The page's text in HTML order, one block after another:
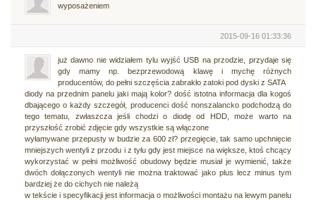
wyposażeniem
2015-09-16 01:33:36
już dawno nie widziałem tylu wyjść USB na przodzie, przydaje się
gdy mamy np. bezprzewodową klawę i mychę różnych
producentów, do pełni szczęścia zabrakło zatoki pod dyski z SATA
diody na przednim panelu jaki mają kolor? dość istotna informacja dla kogoś
dbającego o każdy szczegół, producenci dość nonszalancko podchodzą do
tego tematu, zwłaszcza jeśli chodzi o diodę od HDD, może warto na
przyszłość zrobić zdjęcie gdy wszystkie są włączone
wyłamywane przepusty w budzie za 600 zł? przegięcie, tak samo upchnięcie
mniejszych wentyli z przodu i z tyłu gdy jest miejsce na większe, ktoś chcący
wykorzystać w pełni możliwość obudowy będzie musiał je wymienić, także
dwóch dołączonych wentyli nie można traktować jako plus lecz minus tym
bardziej że do cichych nie należą
w tekście i specyfikacji jest informacja o możliwości montażu na lewym panelu